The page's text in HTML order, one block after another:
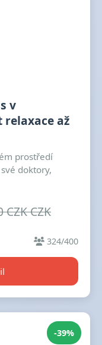
v
relaxace až
prostředí
doktory,
CZK CZK
324/400
-39%